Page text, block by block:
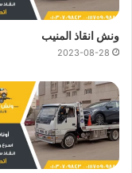
ونش انقاذ المنيب
2023-08-28